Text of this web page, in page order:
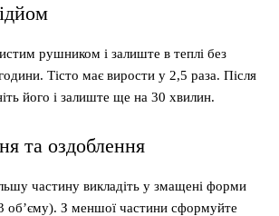
рушником і залиште в теплі без
Тісто має вирости у 2,5 раза. Після
його і залиште ще на 30 хвилин.
та оздоблення
частину викладіть у змащені форми
об’єму). З меншої частини сформуйте